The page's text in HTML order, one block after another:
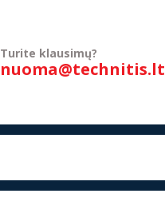
Turite klausimų?
nuoma@technitis.lt